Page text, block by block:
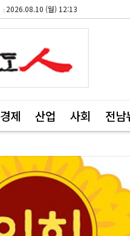
2026.08.10 (월) 12:13
경제 산업 사회 전남